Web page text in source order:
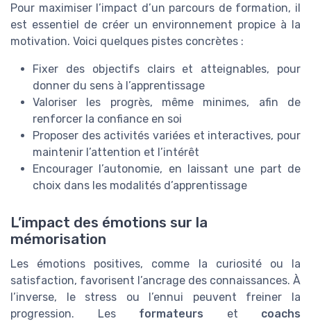
Pour maximiser l’impact d’un parcours de formation, il
est essentiel de créer un environnement propice à la
motivation. Voici quelques pistes concrètes :
Fixer des objectifs clairs et atteignables, pour
donner du sens à l’apprentissage
Valoriser les progrès, même minimes, afin de
renforcer la confiance en soi
Proposer des activités variées et interactives, pour
maintenir l’attention et l’intérêt
Encourager l’autonomie, en laissant une part de
choix dans les modalités d’apprentissage
L’impact des émotions sur la
mémorisation
Les émotions positives, comme la curiosité ou la
satisfaction, favorisent l’ancrage des connaissances. À
l’inverse, le stress ou l’ennui peuvent freiner la
progression. Les formateurs et coachs